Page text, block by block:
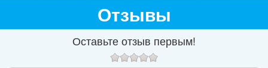
Отзывы
Оставьте отзыв первым!